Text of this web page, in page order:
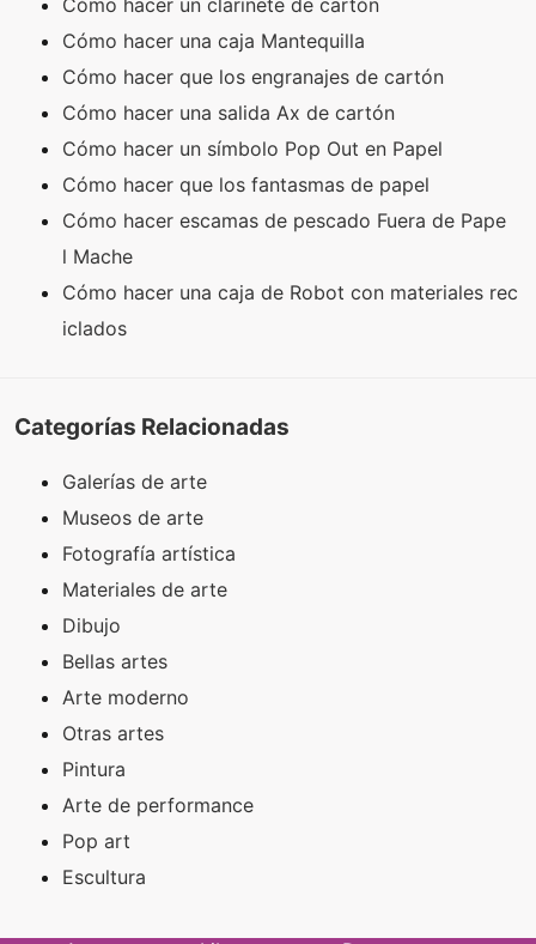
Cómo hacer un clarinete de cartón
Cómo hacer una caja Mantequilla
Cómo hacer que los engranajes de cartón
Cómo hacer una salida Ax de cartón
Cómo hacer un símbolo Pop Out en Papel
Cómo hacer que los fantasmas de papel
Cómo hacer escamas de pescado Fuera de Pape
l Mache
Cómo hacer una caja de Robot con materiales rec
iclados
Categorías Relacionadas
Galerías de arte
Museos de arte
Fotografía artística
Materiales de arte
Dibujo
Bellas artes
Arte moderno
Otras artes
Pintura
Arte de performance
Pop art
Escultura